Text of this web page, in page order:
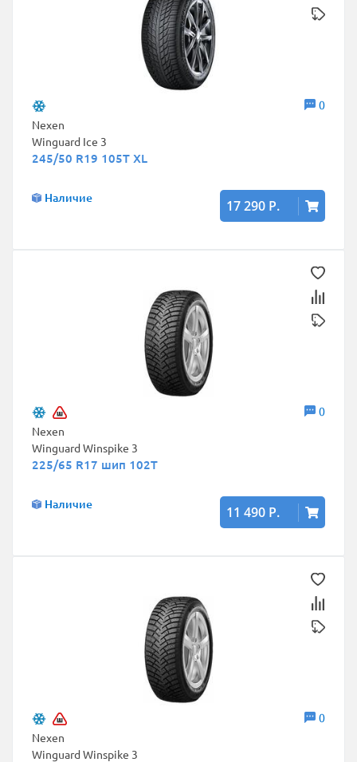
0
Nexen
Winguard Ice 3
245/50 R19 105T XL
Наличие 17 290 Р.
0
Nexen
Winguard Winspike 3
225/65 R17 шип 102T
Наличие 11 490 Р.
0
Nexen
Winguard Winspike 3